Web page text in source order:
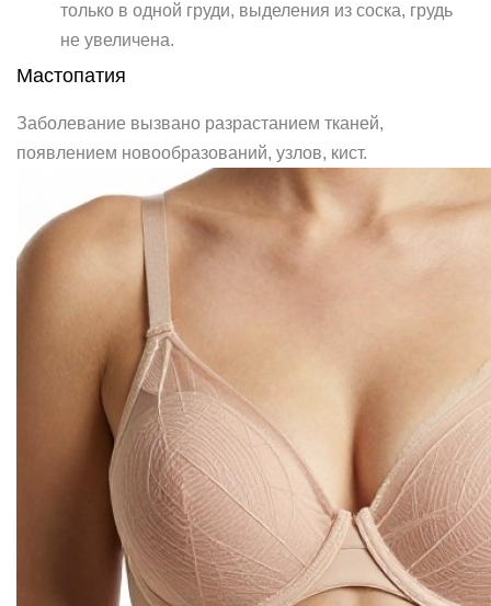
только в одной груди, выделения из соска, грудь
не увеличена.
Мастопатия
Заболевание вызвано разрастанием тканей,
появлением новообразований, узлов, кист.